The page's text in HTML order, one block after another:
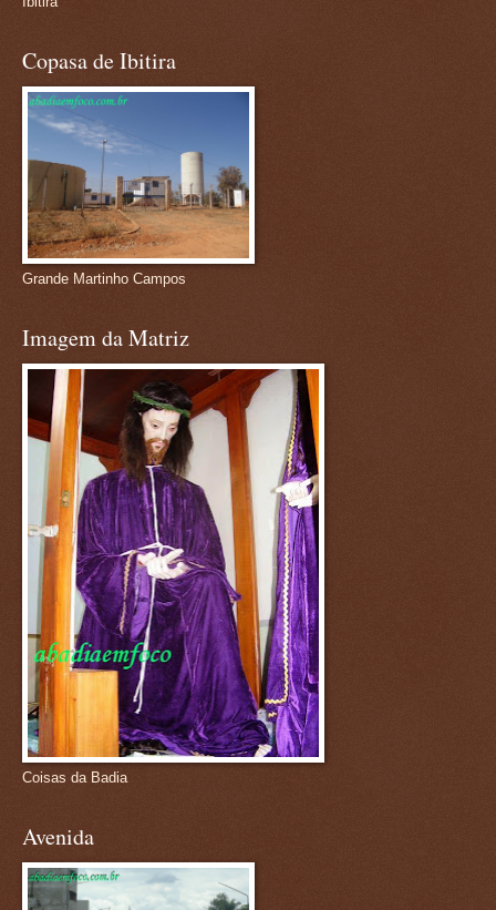
Copasa de Ibitira
Grande Martinho Campos
Imagem da Matriz
Coisas da Badia
Avenida